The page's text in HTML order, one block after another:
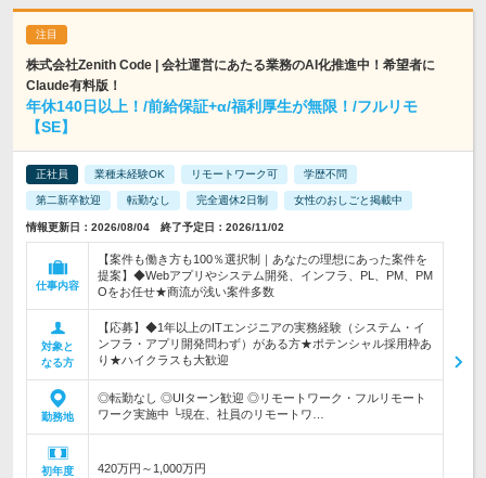
株式会社Zenith Code | 会社運営にあたる業務のAI化推進中！希望者に
Claude有料版！
年休140日以上！/前給保証+α/福利厚生が無限！/フルリモ
【SE】
正社員 業種未経験OK リモートワーク可 学歴不問
第二新卒歓迎 転勤なし 完全週休2日制 女性のおしごと掲載中
情報更新日：2026/08/04 終了予定日：2026/11/02
仕事内容
【案件も働き方も100％選択制｜あなたの理想にあった案件を
提案】◆Webアプリやシステム開発、インフラ、PL、PM、PM
Oをお任せ★商流が浅い案件多数
対象と
なる方
【応募】◆1年以上のITエンジニアの実務経験（システム・イ
ンフラ・アプリ開発問わず）がある方★ポテンシャル採用枠あ
り★ハイクラスも大歓迎
勤務地
◎転勤なし ◎UIターン歓迎 ◎リモートワーク・フルリモート
ワーク実施中 └現在、社員のリモートワ…
初年度
420万円～1,000万円